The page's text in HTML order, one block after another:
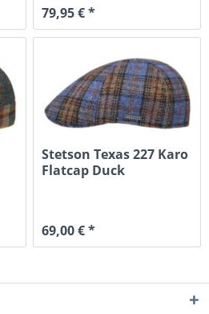
79,95 € *
Stetson Texas 227 Karo
Flatcap Duck
69,00 € *